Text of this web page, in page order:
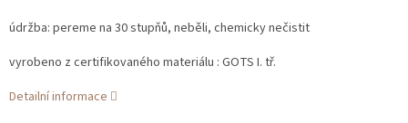
údržba: pereme na 30 stupňů, neběli, chemicky nečistit
vyrobeno z certifikovaného materiálu : GOTS I. tř.
Detailní informace